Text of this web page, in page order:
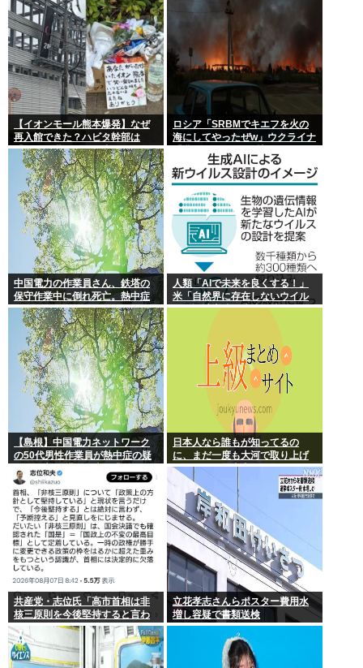
【イオンモール熊本爆発】なぜ
再入館できた？ハビタ幹部は
「モール職員は引き止めなかっ
た」イオン「運用を徹底できな
かった可能性」
ロシア「SRBMでキエフを火の
海にしてやったぜw」ウクライナ
「我々もSRBMで反撃する
中国電力の作業員さん、鉄塔の
保守作業中に倒れ死亡。熱中症
か
人類「AIで未来を良くする！」
米「自然界に存在しないウイル
スを設計増殖に成功」技術が進
【島根】中国電力ネットワーク
の50代男性作業員が熱中症の疑
いで死亡 鉄塔の保守作業後に倒
れる 邑南町
日本人なら誰もが知ってるの
に、まだ一度も大河で取り上げ
られてない歴史上の人物
共産党・志位氏「高市首相は非
核三原則を今後堅持すると言わ
ない！」
立花孝志さんらポスター費用水
増し容疑で書類送検